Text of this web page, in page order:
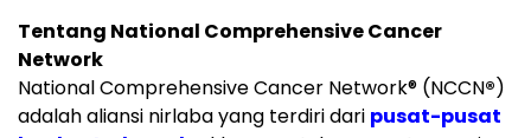
Tentang National Comprehensive Cancer
Network
National Comprehensive Cancer Network® (NCCN®)
adalah aliansi nirlaba yang terdiri dari pusat-pusat